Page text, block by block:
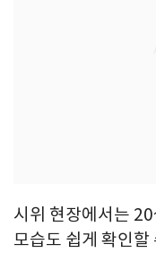
시위 현장에서는
모습도 쉽게 확인할